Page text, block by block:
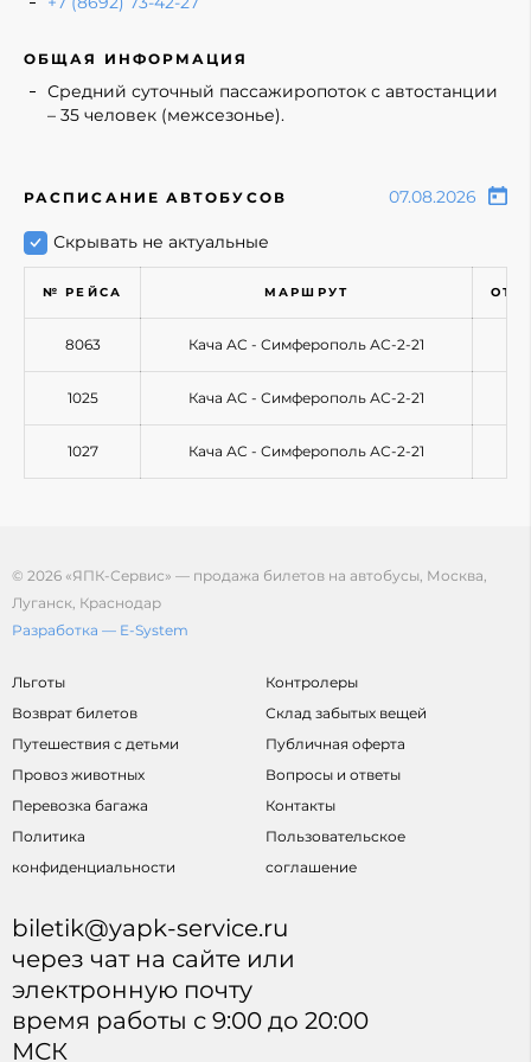
ОБЩАЯ ИНФОРМАЦИЯ
Средний суточный пассажиропоток с автостанции
– 35 человек (межсезонье).
РАСПИСАНИЕ АВТОБУСОВ
Скрывать не актуальные
№ РЕЙСА МАРШРУТ
8063 Кача АС - Симферополь АС-2-21
1025 Кача АС - Симферополь АС-2-21
1027 Кача АС - Симферополь АС-2-21
© 2026 «ЯПК-Сервис» — продажа билетов на автобусы, Москва,
Луганск, Краснодар
Разработка — E-System
Льготы
Возврат билетов
Путешествия с детьми
Провоз животных
Перевозка багажа
Политика
конфиденциальности
Контролеры
Склад забытых вещей
Публичная оферта
Вопросы и ответы
Контакты
Пользовательское
соглашение
biletik@yapk-service.ru
через чат на сайте или
электронную почту
время работы с 9:00 до 20:00
МСК